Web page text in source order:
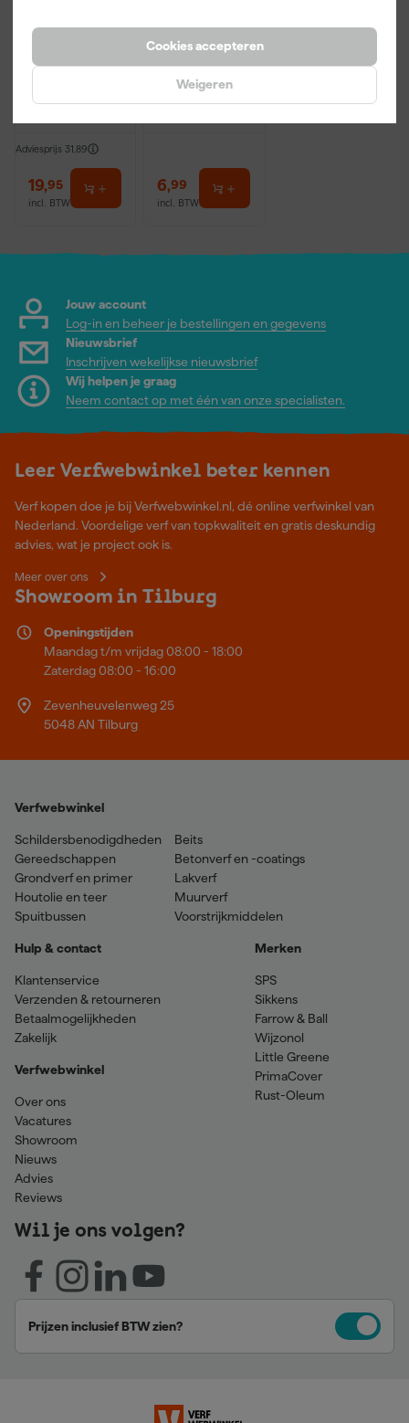
Cookies accepteren
Weigeren
Anza PRO
MICMEX set
bezorgd
Adviesprijs 31,89
19,95
incl. BTW
Rilly Multi
Ontvetter en
Verfreiniger –
0,5L
Morgen
bezorgd
6,99
incl. BTW
Jouw account
Log-in en beheer je bestellingen en gegevens
Nieuwsbrief
Inschrijven wekelijkse nieuwsbrief
Wij helpen je graag
Neem contact op met één van onze specialisten.
Leer Verfwebwinkel beter kennen
Verf kopen doe je bij Verfwebwinkel.nl, dé online verfwinkel van
Nederland. Voordelige verf van topkwaliteit en gratis deskundig
advies, wat je project ook is.
Meer over ons
Showroom in Tilburg
Openingstijden
Maandag t/m vrijdag 08:00 - 18:00
Zaterdag 08:00 - 16:00
Zevenheuvelenweg 25
5048 AN Tilburg
Verfwebwinkel
Schildersbenodigdheden
Gereedschappen
Grondverf en primer
Houtolie en teer
Spuitbussen
Beits
Betonverf en -coatings
Lakverf
Muurverf
Voorstrijkmiddelen
Hulp & contact
Klantenservice
Verzenden & retourneren
Betaalmogelijkheden
Zakelijk
Verfwebwinkel
Over ons
Vacatures
Showroom
Nieuws
Advies
Reviews
Merken
SPS
Sikkens
Farrow & Ball
Wijzonol
Little Greene
PrimaCover
Rust-Oleum
Wil je ons volgen?
Prijzen inclusief BTW zien?